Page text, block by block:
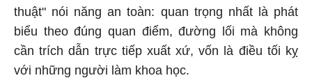
thuật" nói năng an toàn: quan trọng nhất là phát
biểu theo đúng quan điểm, đường lối mà không
cần trích dẫn trực tiếp xuất xứ, vốn là điều tối kỵ
với những người làm khoa học.